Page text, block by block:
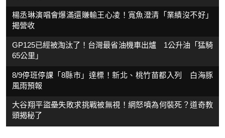
楊丞琳演唱會爆滿還賺輸王心凌！寬魚澄清「業績沒不好」
揭營收
GP125已經被淘汰了！台灣最省油機車出爐 1公升油「猛騎
65公里」
8/9停班停課「8縣市」達標！新北、桃竹苗都入列 白海豚
風雨預報
大谷翔平盜壘失敗求挑戰被無視！網怒噴為何裝死？道奇教
頭揭秘了